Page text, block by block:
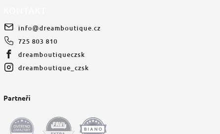
info@dreamboutique.cz
725 803 810
dreamboutiqueczsk
dreamboutique_czsk
Partneři